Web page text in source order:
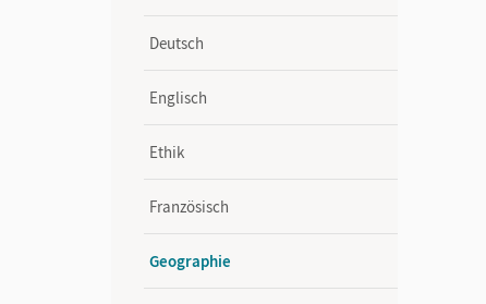
Deutsch
Englisch
Ethik
Französisch
Geographie